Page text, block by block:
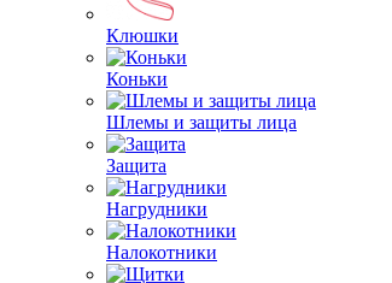
Клюшки
Коньки
Шлемы и защиты лица
Защита
Нагрудники
Налокотники